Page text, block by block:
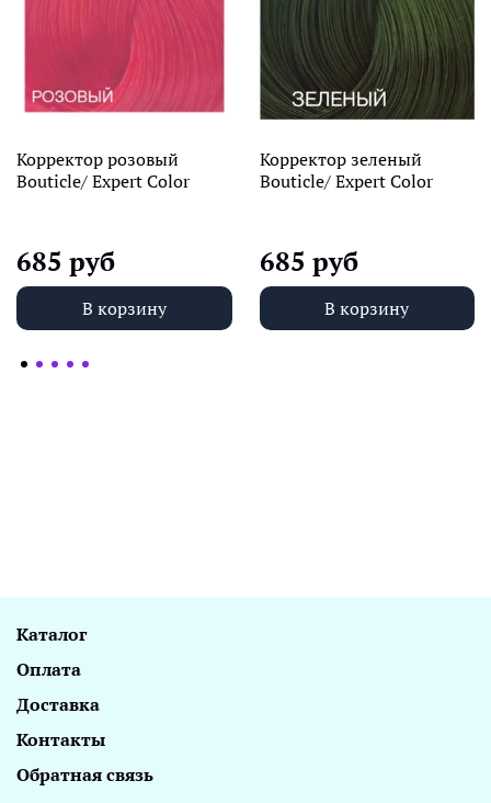
Корректор розовый
Bouticle/ Expert Color
685 руб
В корзину
Корректор зеленый
Bouticle/ Expert Color
685 руб
В корзину
Каталог
Оплата
Доставка
Контакты
Обратная связь